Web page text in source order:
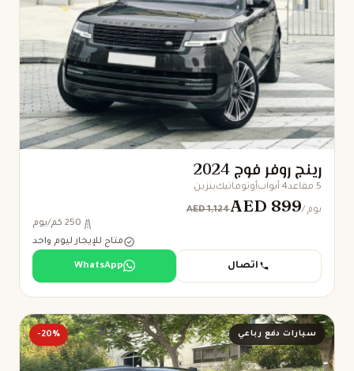
رينج روفر فوج 2024
5 مقاعد 4 أبواب أوتوماتيكبنزين
AED 1,124AED 899 / يوم
250 كم/يوم
متاح للإيجار ليوم واحد
اتصال WhatsApp
سيارات دفع رباعي -20%